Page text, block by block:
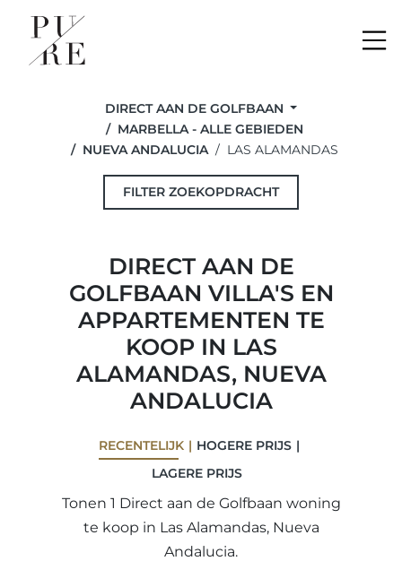
DIRECT AAN DE GOLFBAAN
MARBELLA - ALLE GEBIEDEN
NUEVA ANDALUCIA
LAS ALAMANDAS
FILTER ZOEKOPDRACHT
DIRECT AAN DE
GOLFBAAN VILLA'S EN
APPARTEMENTEN TE
KOOP IN LAS
ALAMANDAS, NUEVA
ANDALUCIA
RECENTELIJK
HOGERE PRIJS
LAGERE PRIJS
Tonen 1 Direct aan de Golfbaan woning
te koop in Las Alamandas, Nueva
Andalucia.